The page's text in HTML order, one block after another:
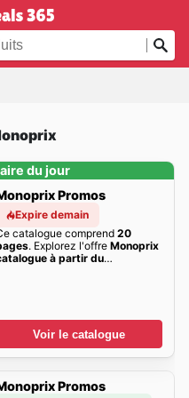
du jour
Promos
Expire demain
catalogue comprend 20
. Explorez l'offre Monoprix
à partir du
Voir le catalogue
Promos